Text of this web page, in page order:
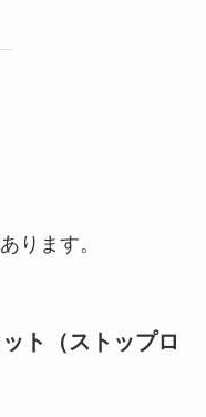
ります。
ト（ストップロ